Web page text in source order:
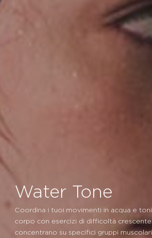
Water Tone
Coordina i tuoi movimenti in acqua e
corpo con esercizi di difficoltà crescente
concentrano su specifici gruppi